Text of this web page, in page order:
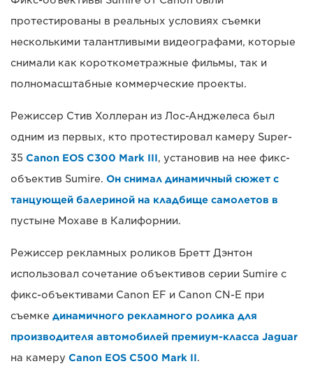
протестированы в реальных условиях съемки
несколькими талантливыми видеографами, которые
снимали как короткометражные фильмы, так и
полномасштабные коммерческие проекты.
Режиссер Стив Холлеран из Лос-Анджелеса был
одним из первых, кто протестировал камеру Super-
35 Canon EOS C300 Mark III, установив на нее фикс-
объектив Sumire. Он снимал динамичный сюжет с
танцующей балериной на кладбище самолетов в
пустыне Мохаве в Калифорнии.
Режиссер рекламных роликов Бретт Дэнтон
использовал сочетание объективов серии Sumire с
фикс-объективами Canon EF и Canon CN-E при
съемке динамичного рекламного ролика для
производителя автомобилей премиум-класса Jaguar
на камеру Canon EOS C500 Mark II.